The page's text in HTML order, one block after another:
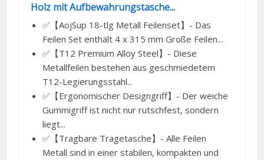
Holz mit Aufbewahrungstasche...
✅【AojSup 18-tlg Metall Feilenset】- Das
Feilen Set enthält 4 x 315 mm Große Feilen...
✅【T12 Premium Alloy Steel】- Diese
Metallfeilen bestehen aus geschmiedetem
T12-Legierungsstahl...
✅【Ergonomischer Designgriff】- Der weiche
Gummigriff ist nicht nur rutschfest, sondern
liegt...
✅【Tragbare Tragetasche】- Alle Feilen
Metall sind in einer stabilen, kompakten und